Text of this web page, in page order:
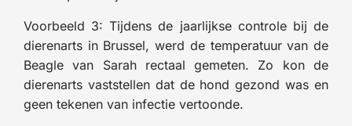
Voorbeeld 3: Tijdens de jaarlijkse controle bij de
dierenarts in Brussel, werd de temperatuur van de
Beagle van Sarah rectaal gemeten. Zo kon de
dierenarts vaststellen dat de hond gezond was en
geen tekenen van infectie vertoonde.